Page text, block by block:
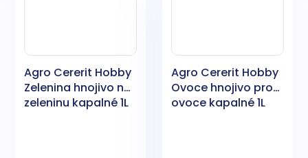
Agro Cererit Hobby
Zelenina hnojivo na
zeleninu kapalné 1L
Agro Cererit Hobby
Ovoce hnojivo pro
ovoce kapalné 1L